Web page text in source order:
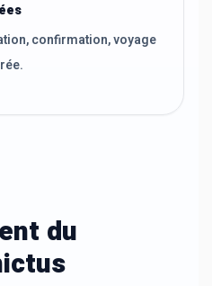
confirmation, voyage
du